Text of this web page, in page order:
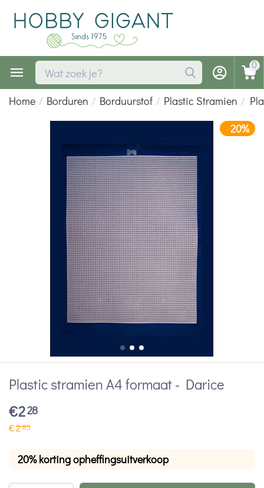
0
Home / Borduren / Borduurstof / Plastic Stramien /
-20%
Plastic stramien A4 formaat - Darice
€228
€285
20% korting opheffingsuitverkoop